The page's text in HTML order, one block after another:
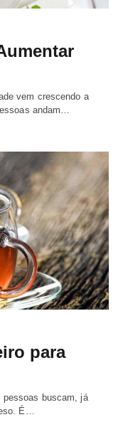
vem crescendo a
andam…
para
pessoas buscam, já
É…